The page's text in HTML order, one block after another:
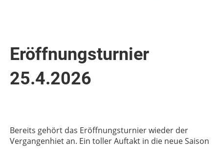
Eröffnungsturnier
25.4.2026
Bereits gehört das Eröffnungsturnier wieder der
Vergangenhiet an. Ein toller Auftakt in die neue Saison